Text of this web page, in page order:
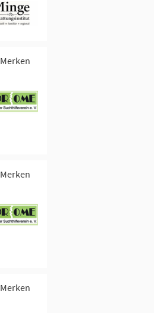
Merken
Merken
Merken